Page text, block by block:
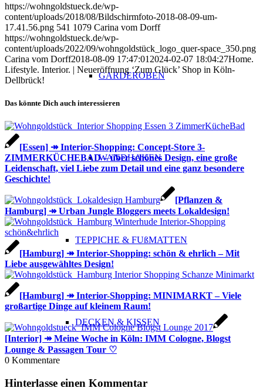
GARDEROBEN
WANDHAKEN
TEPPICHE & FUßMATTEN
DECKEN & KISSEN
https://wohngoldstueck.de/wp-
content/uploads/2018/08/Bildschirmfoto-2018-08-09-um-
17.41.56.png 541 1079 Carina vom Dorff
https://wohngoldstueck.de/wp-
content/uploads/2022/09/wohngoldstück_logo_quer-space_350.png
Carina vom Dorff2018-08-09 17:47:01 2024-02-07 18:04:27Home.
Lifestyle. Interior. | Neueröffnung ‘Zum Glück’ Shop in Köln-
Dellbrück!
Das könnte Dich auch interessieren
[Essen] ↠ Interior-Shopping: Concept-Store 3-
ZIMMERKÜCHEBAD – über schönes Design, eine große
Leidenschaft, viel Liebe zum Detail und eine ganz besondere
Geschichte!
[Pflanzen &
Hamburg] ↠ Urban Jungle Bloggers meets Lokaldesign!
[Hamburg] ↠ Interior-Shopping: schön & ehrlich – Mit
Liebe ausgewähltes Design!
[Hamburg] ↠ Interior-Shopping: MINIMARKT – Viele
großartige Dinge auf kleinem Raum!
[Interior] ↠ Meine Woche in Köln: IMM Cologne, Blogst
Lounge & Passagen Tour ♡
0 Kommentare
Hinterlasse einen Kommentar